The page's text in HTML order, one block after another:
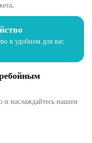
в удобном для вас
и наслаждайтесь нашим